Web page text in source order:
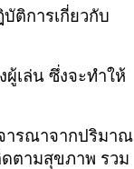
ติการเกี่ยวกับ
เล่น ซึ่งจะทำให้
ารณาจากปริมาณ
ดตามสุขภาพ รวม